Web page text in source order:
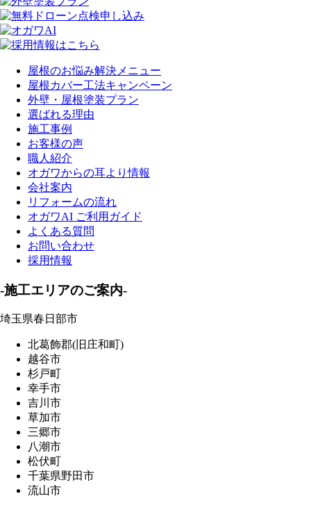
屋根のお悩み解決メニュー
屋根カバー工法キャンペーン
外壁・屋根塗装プラン
選ばれる理由
施工事例
お客様の声
職人紹介
オガワからの耳より情報
会社案内
リフォームの流れ
オガワAI ご利用ガイド
よくある質問
お問い合わせ
採用情報
-施工エリアのご案内-
埼玉県春日部市
北葛飾郡(旧庄和町)
越谷市
杉戸町
幸手市
吉川市
草加市
三郷市
八潮市
松伏町
千葉県野田市
流山市